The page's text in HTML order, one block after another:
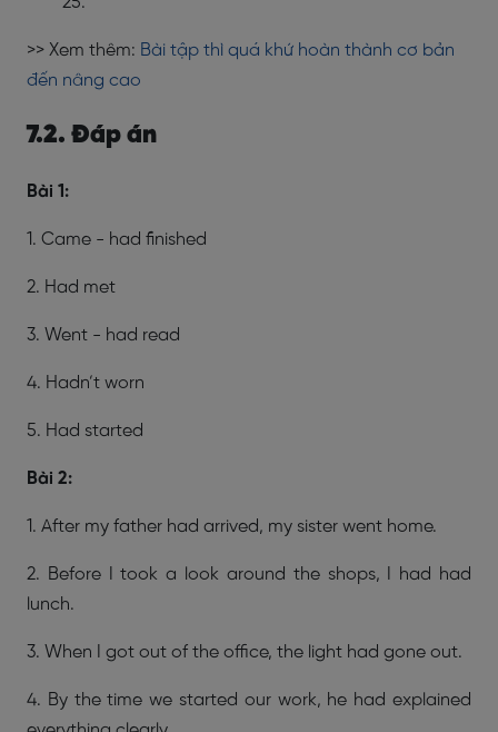
>> Xem thêm: Bài tập thì quá khứ hoàn thành cơ bản
đến nâng cao
7.2. Đáp án
Bài 1:
1. Came - had finished
2. Had met
3. Went - had read
4. Hadn’t worn
5. Had started
Bài 2:
1. After my father had arrived, my sister went home.
2. Before I took a look around the shops, I had had
lunch.
3. When I got out of the office, the light had gone out.
4. By the time we started our work, he had explained